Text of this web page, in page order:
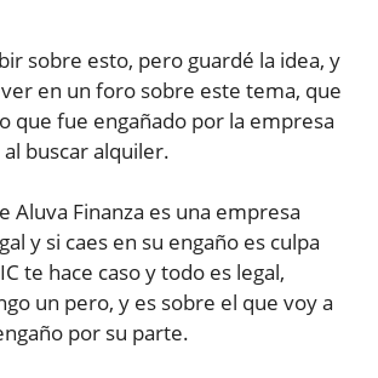
sobre esto, pero guardé la idea, y
en un foro sobre este tema, que
que fue engañado por la empresa
buscar alquiler.
Aluva Finanza es una empresa
y si caes en su engaño es culpa
te hace caso y todo es legal,
un pero, y es sobre el que voy a
por su parte.